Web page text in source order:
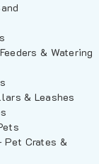
& Watering
& Leashes
Pet Crates &